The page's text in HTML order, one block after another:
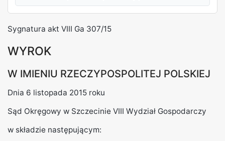
REKLAMA
Sygnatura akt VIII Ga 307/15
WYROK
W IMIENIU RZECZYPOSPOLITEJ POLSKIEJ
Dnia 6 listopada 2015 roku
Sąd Okręgowy w Szczecinie VIII Wydział Gospodarczy
w składzie następującym: